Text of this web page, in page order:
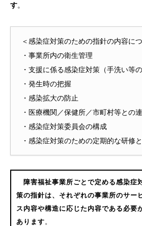
す。
＜感染症対策のための指針の内容に
・事業所内の衛生管理
・支援に係る感染症対策（手洗い等の
・発生時の把握
・感染拡大の防止
・医療機関／保健所／市町村等との
・感染症対策委員会の構成
・感染症対策のための定期的な研修
障害福祉事業所ごとで定める感染症
策の指針は、それぞれの事業所のサー
ス内容や構造に応じた内容である必要
あります 。